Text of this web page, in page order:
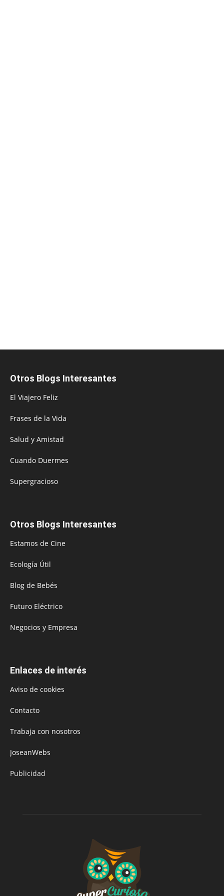
Otros Blogs Interesantes
El Viajero Feliz
Frases de la Vida
Salud y Amistad
Cuando Duermes
Supergracioso
Otros Blogs Interesantes
Estamos de Cine
Ecología Útil
Blog de Bebés
Futuro Eléctrico
Negocios y Empresa
Enlaces de interés
Aviso de cookies
Contacto
Trabaja con nosotros
JoseanWebs
Publicidad